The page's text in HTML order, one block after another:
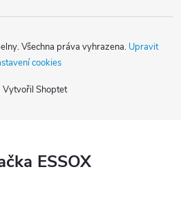
Vytvořil Shoptet
. Všechna práva vyhrazena. Upravit
cookies
ESSOX